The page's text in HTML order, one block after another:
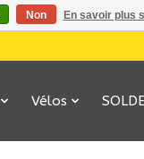
Vélos
Non En savoir plus